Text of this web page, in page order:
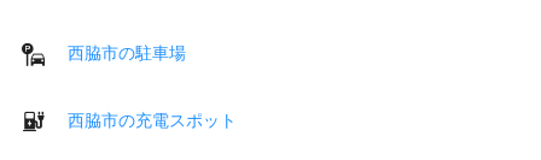
西脇市の駐車場
西脇市の充電スポット